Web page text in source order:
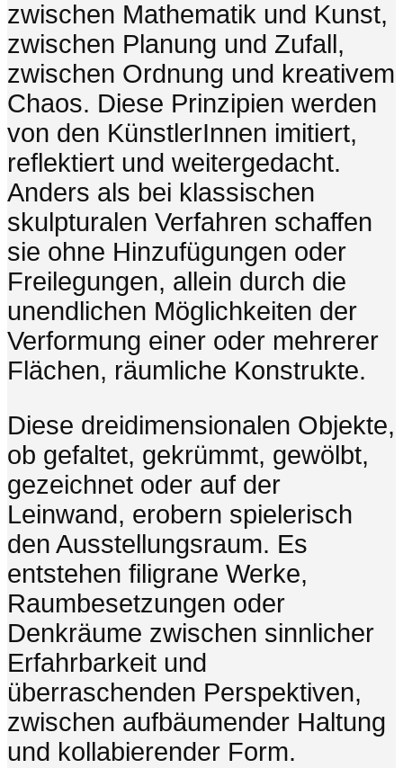
zwischen Mathematik und Kunst,
zwischen Planung und Zufall,
zwischen Ordnung und kreativem
Chaos. Diese Prinzipien werden
von den KünstlerInnen imitiert,
reflektiert und weitergedacht.
Anders als bei klassischen
skulpturalen Verfahren schaffen
sie ohne Hinzufügungen oder
Freilegungen, allein durch die
unendlichen Möglichkeiten der
Verformung einer oder mehrerer
Flächen, räumliche Konstrukte.
Diese dreidimensionalen Objekte,
ob gefaltet, gekrümmt, gewölbt,
gezeichnet oder auf der
Leinwand, erobern spielerisch
den Ausstellungsraum. Es
entstehen filigrane Werke,
Raumbesetzungen oder
Denkräume zwischen sinnlicher
Erfahrbarkeit und
überraschenden Perspektiven,
zwischen aufbäumender Haltung
und kollabierender Form.